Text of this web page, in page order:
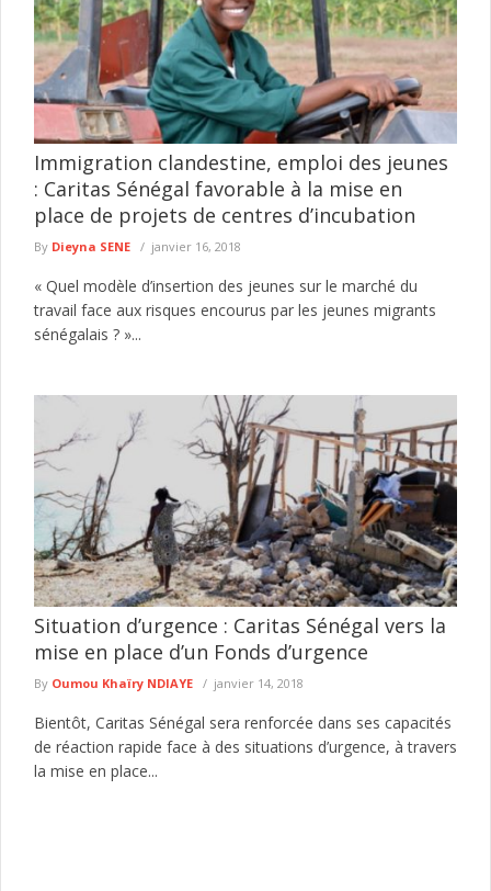
Immigration clandestine, emploi des jeunes
: Caritas Sénégal favorable à la mise en
place de projets de centres d’incubation
By Dieyna SENE janvier 16, 2018
« Quel modèle d’insertion des jeunes sur le marché du
travail face aux risques encourus par les jeunes migrants
sénégalais ? »...
Situation d’urgence : Caritas Sénégal vers la
mise en place d’un Fonds d’urgence
By Oumou Khaïry NDIAYE janvier 14, 2018
Bientôt, Caritas Sénégal sera renforcée dans ses capacités
de réaction rapide face à des situations d’urgence, à travers
la mise en place...